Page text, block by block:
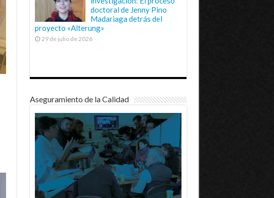
doctoral de Jenny Pino
Madariaga detrás del
proyecto «Alterung»
29 de julio de 2026
Aseguramiento de la Calidad